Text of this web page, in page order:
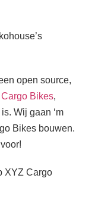
open source,
Bikes,
Wij gaan ‘m
Bikes bouwen.
XYZ Cargo